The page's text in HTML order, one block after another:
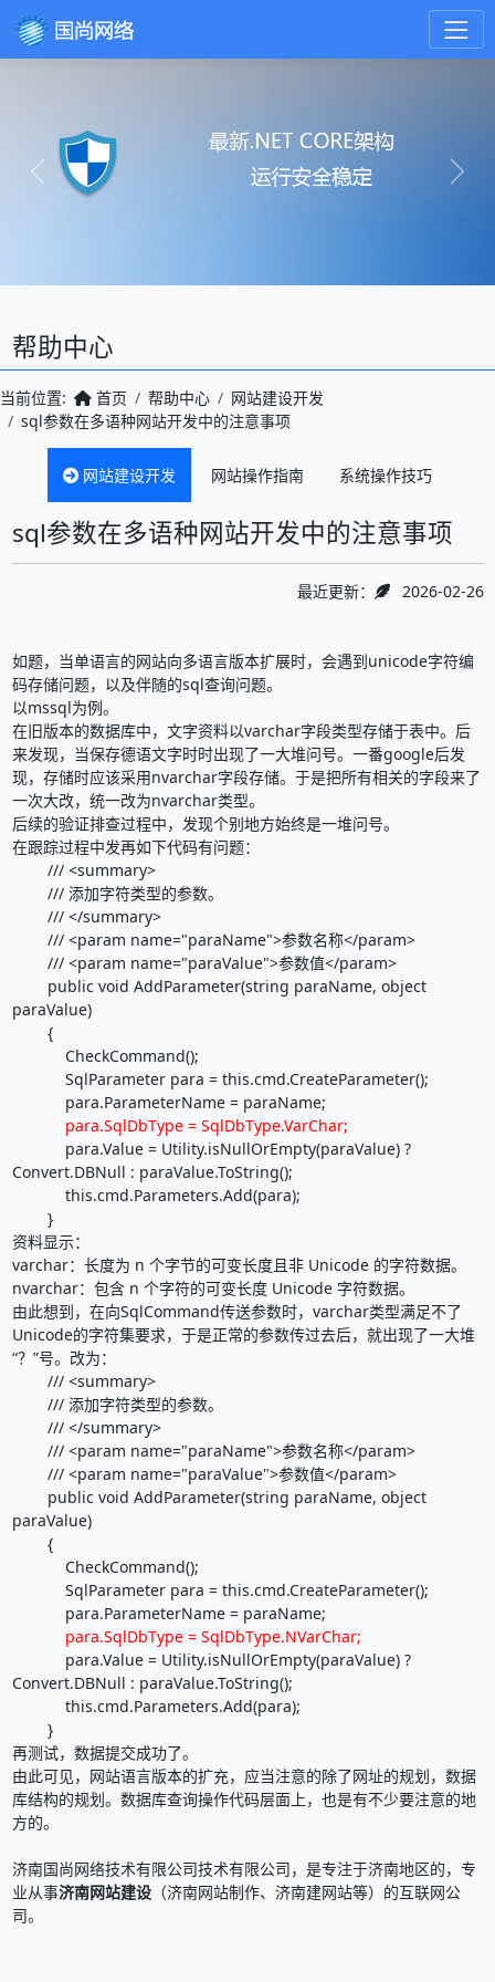
Previous Next
帮助中心
当前位置: 首页 帮助中心
网站建设开发
sql参数在多语种网站开发中的注意事项
网站建设开发 网站操作指南 系统操作技巧
sql参数在多语种网站开发中的注意事项
最近更新： 2026-02-26
如题，当单语言的网站向多语言版本扩展时，会遇到unicode字符编
码存储问题，以及伴随的sql查询问题。
以mssql为例。
在旧版本的数据库中，文字资料以varchar字段类型存储于表中。后
来发现，当保存德语文字时时出现了一大堆问号。一番google后发
现，存储时应该采用nvarchar字段存储。于是把所有相关的字段来了
一次大改，统一改为nvarchar类型。
后续的验证排查过程中，发现个别地方始终是一堆问号。
在跟踪过程中发再如下代码有问题：
/// <summary>
/// 添加字符类型的参数。
/// </summary>
/// <param name="paraName">参数名称</param>
/// <param name="paraValue">参数值</param>
public void AddParameter(string paraName, object
paraValue)
{
CheckCommand();
SqlParameter para = this.cmd.CreateParameter();
para.ParameterName = paraName;
para.SqlDbType = SqlDbType.VarChar;
para.Value = Utility.isNullOrEmpty(paraValue) ?
Convert.DBNull : paraValue.ToString();
this.cmd.Parameters.Add(para);
}
资料显示：
varchar：长度为 n 个字节的可变长度且非 Unicode 的字符数据。
nvarchar：包含 n 个字符的可变长度 Unicode 字符数据。
由此想到，在向SqlCommand传送参数时，varchar类型满足不了
Unicode的字符集要求，于是正常的参数传过去后，就出现了一大堆
“？”号。改为：
/// <summary>
/// 添加字符类型的参数。
/// </summary>
/// <param name="paraName">参数名称</param>
/// <param name="paraValue">参数值</param>
public void AddParameter(string paraName, object
paraValue)
{
CheckCommand();
SqlParameter para = this.cmd.CreateParameter();
para.ParameterName = paraName;
para.SqlDbType = SqlDbType.NVarChar;
para.Value = Utility.isNullOrEmpty(paraValue) ?
Convert.DBNull : paraValue.ToString();
this.cmd.Parameters.Add(para);
}
再测试，数据提交成功了。
由此可见，网站语言版本的扩充，应当注意的除了网址的规划，数据
库结构的规划。数据库查询操作代码层面上，也是有不少要注意的地
方的。
济南国尚网络技术有限公司技术有限公司，是专注于济南地区的，专
业从事济南网站建设（济南网站制作、济南建网站等）的互联网公
司。